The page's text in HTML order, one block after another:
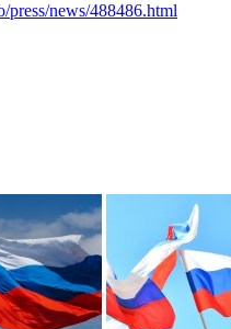
press/news/488486.html